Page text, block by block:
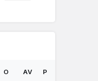
O AV P